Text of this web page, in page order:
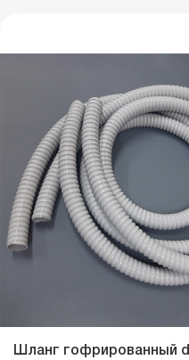
Шланг гофрированный